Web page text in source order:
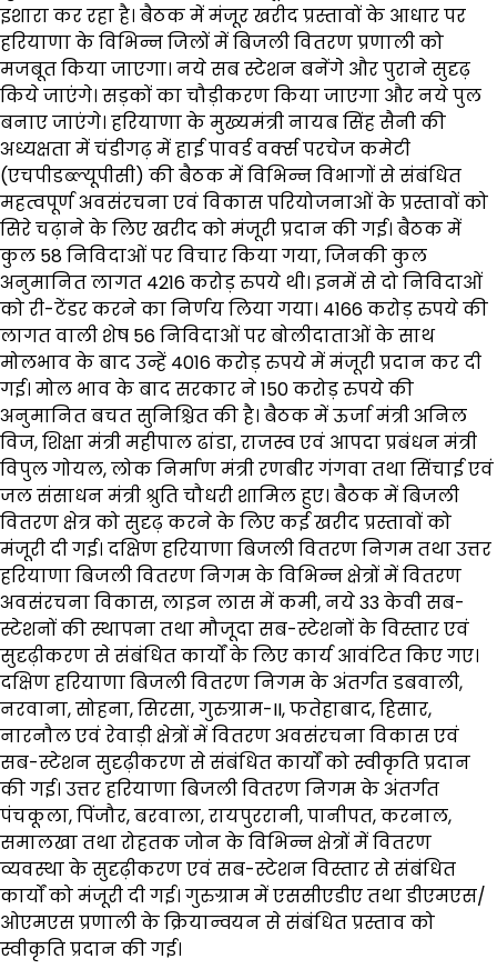
इशारा कर रहा है। बैठक में मंजूर खरीद प्रस्तावों के आधार पर
हरियाणा के विभिन्न जिलों में बिजली वितरण प्रणाली को
मजबूत किया जाएगा। नये सब स्टेशन बनेंगे और पुराने सुदृढ़
किये जाएंगे। सड़कों का चौड़ीकरण किया जाएगा और नये पुल
बनाए जाएंगे। हरियाणा के मुख्यमंत्री नायब सिंह सैनी की
अध्यक्षता में चंडीगढ़ में हाई पावर्ड वर्क्स परचेज कमेटी
(एचपीडब्ल्यूपीसी) की बैठक में विभिन्न विभागों से संबंधित
महत्वपूर्ण अवसंरचना एवं विकास परियोजनाओं के प्रस्तावों को
सिरे चढ़ाने के लिए खरीद को मंजूरी प्रदान की गई। बैठक में
कुल 58 निविदाओं पर विचार किया गया, जिनकी कुल
अनुमानित लागत 4216 करोड़ रुपये थी। इनमें से दो निविदाओं
को री-टेंडर करने का निर्णय लिया गया। 4166 करोड़ रुपये की
लागत वाली शेष 56 निविदाओं पर बोलीदाताओं के साथ
मोलभाव के बाद उन्हें 4016 करोड़ रुपये में मंजूरी प्रदान कर दी
गई। मोल भाव के बाद सरकार ने 150 करोड़ रुपये की
अनुमानित बचत सुनिश्चित की है। बैठक में ऊर्जा मंत्री अनिल
विज, शिक्षा मंत्री महीपाल ढांडा, राजस्व एवं आपदा प्रबंधन मंत्री
विपुल गोयल, लोक निर्माण मंत्री रणबीर गंगवा तथा सिंचाई एवं
जल संसाधन मंत्री श्रुति चौधरी शामिल हुए। बैठक में बिजली
वितरण क्षेत्र को सुदृढ़ करने के लिए कई खरीद प्रस्तावों को
मंजूरी दी गई। दक्षिण हरियाणा बिजली वितरण निगम तथा उत्तर
हरियाणा बिजली वितरण निगम के विभिन्न क्षेत्रों में वितरण
अवसंरचना विकास, लाइन लास में कमी, नये 33 केवी सब-
स्टेशनों की स्थापना तथा मौजूदा सब-स्टेशनों के विस्तार एवं
सुदृढ़ीकरण से संबंधित कार्यों के लिए कार्य आवंटित किए गए।
दक्षिण हरियाणा बिजली वितरण निगम के अंतर्गत डबवाली,
नरवाना, सोहना, सिरसा, गुरुग्राम-II, फतेहाबाद, हिसार,
नारनौल एवं रेवाड़ी क्षेत्रों में वितरण अवसंरचना विकास एवं
सब-स्टेशन सुदृढ़ीकरण से संबंधित कार्यों को स्वीकृति प्रदान
की गई। उत्तर हरियाणा बिजली वितरण निगम के अंतर्गत
पंचकूला, पिंजौर, बरवाला, रायपुररानी, पानीपत, करनाल,
समालखा तथा रोहतक जोन के विभिन्न क्षेत्रों में वितरण
व्यवस्था के सुदृढ़ीकरण एवं सब-स्टेशन विस्तार से संबंधित
कार्यों को मंजूरी दी गई। गुरुग्राम में एससीएडीए तथा डीएमएस/
ओएमएस प्रणाली के क्रियान्वयन से संबंधित प्रस्ताव को
स्वीकृति प्रदान की गई।